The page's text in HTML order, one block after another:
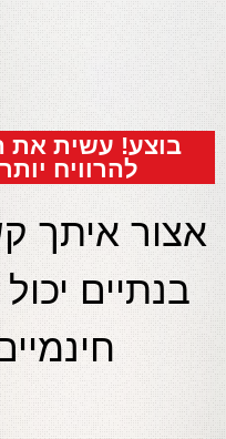
בוצע! עשית את
להרוויח
אצור איתך
בנתיים